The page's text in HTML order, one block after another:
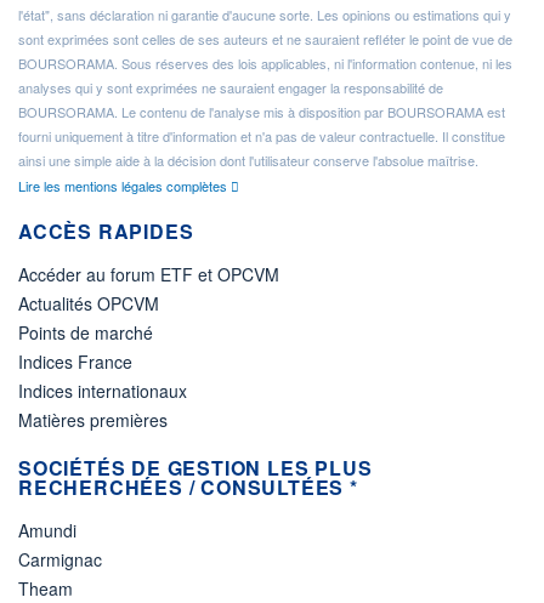
l'état", sans déclaration ni garantie d'aucune sorte. Les opinions ou estimations qui y
sont exprimées sont celles de ses auteurs et ne sauraient refléter le point de vue de
BOURSORAMA. Sous réserves des lois applicables, ni l'information contenue, ni les
analyses qui y sont exprimées ne sauraient engager la responsabilité de
BOURSORAMA. Le contenu de l'analyse mis à disposition par BOURSORAMA est
fourni uniquement à titre d'information et n'a pas de valeur contractuelle. Il constitue
ainsi une simple aide à la décision dont l'utilisateur conserve l'absolue maîtrise.
Lire les mentions légales complètes
ACCÈS RAPIDES
Accéder au forum ETF et OPCVM
Actualités OPCVM
Points de marché
Indices France
Indices internationaux
Matières premières
SOCIÉTÉS DE GESTION LES PLUS
RECHERCHÉES / CONSULTÉES *
Amundi
Carmignac
Theam